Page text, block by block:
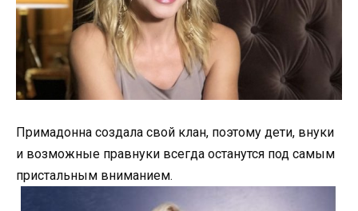
Примадонна создала свой клан, поэтому дети, внуки
и возможные правнуки всегда останутся под самым
пристальным вниманием.